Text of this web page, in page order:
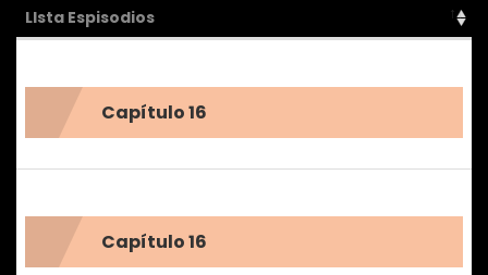
LIsta Espisodios
Capítulo 16
Capítulo 16